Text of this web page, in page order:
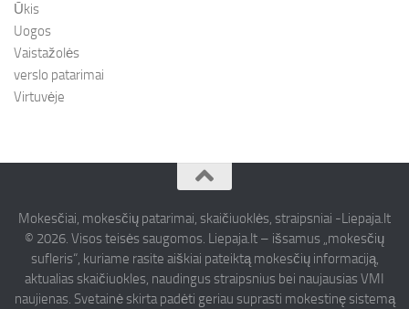
Ūkis
Uogos
Vaistažolės
verslo patarimai
Virtuvėje
Mokesčiai, mokesčių patarimai, skaičiuoklės, straipsniai -Liepaja.lt
© 2026. Visos teisės saugomos. Liepaja.lt – išsamus „mokesčių
sufleris“, kuriame rasite aiškiai pateiktą mokesčių informaciją,
aktualias skaičiuokles, naudingus straipsnius bei naujausias VMI
naujienas. Svetainė skirta padėti geriau suprasti mokestinę sistemą